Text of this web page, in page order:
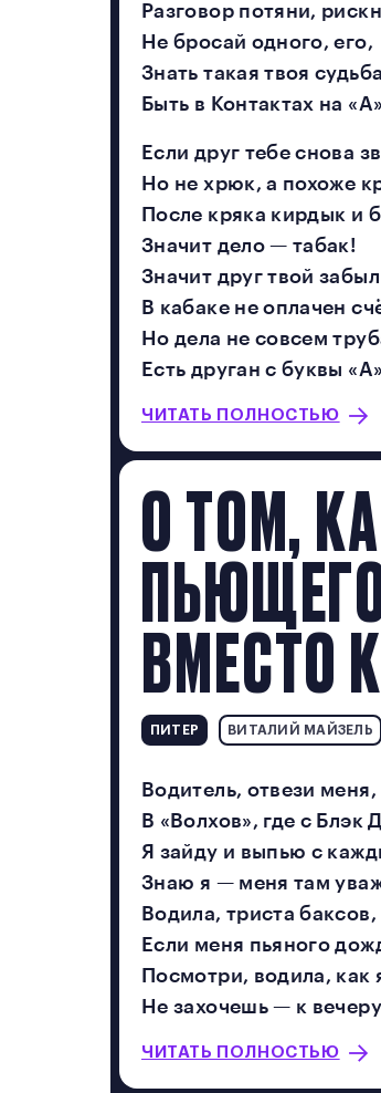
Разговор потяни,
Не бросай одного, его,
Знать такая твоя
Быть в Контактах на
Если друг тебе снова
Но не хрюк, а похоже
После кряка кирдык и
Значит дело — табак!
Значит друг твой
В кабаке не оплачен
Но дела не совсем
Есть друган с буквы
ЧИТАТЬ ПОЛНОСТЬЮ
О ТОМ,
ВМЕСТО
ПИТЕР ВИТАЛИЙ МАЙЗЕЛЬ
Водитель, отвези
В «Волхов», где с
Я зайду и выпью с
Знаю я — меня там
Водила, триста баксов,
Если меня пьяного
Посмотри, водила, как
Не захочешь — к
ЧИТАТЬ ПОЛНОСТЬЮ